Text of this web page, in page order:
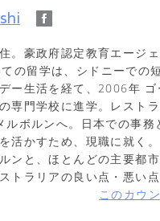
。豪政府認定教育エージ
の留学は、シドニーでの
ー生活を経て、2006年
専門学校に進学。レスト
ボルンへ。日本での事務
活かすため、現職に就く
ンと、ほとんどの主要都
トラリアの良い点・悪い
このカウ